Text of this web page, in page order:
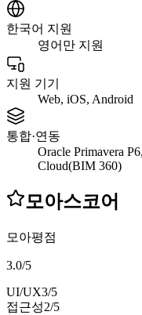
한국어 지원
영어만 지원
지원 기기
Web, iOS, Android
통합·연동
Oracle Primavera
Cloud(BIM 360)
모아스코어
모아평점
3.0/5
UI/UX3/5
접근성2/5